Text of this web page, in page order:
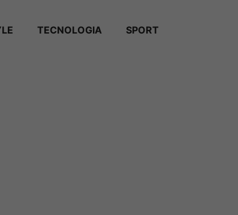
TECNOLOGIA SPORT